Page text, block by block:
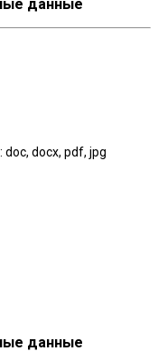
данные
docx, pdf, jpg
данные